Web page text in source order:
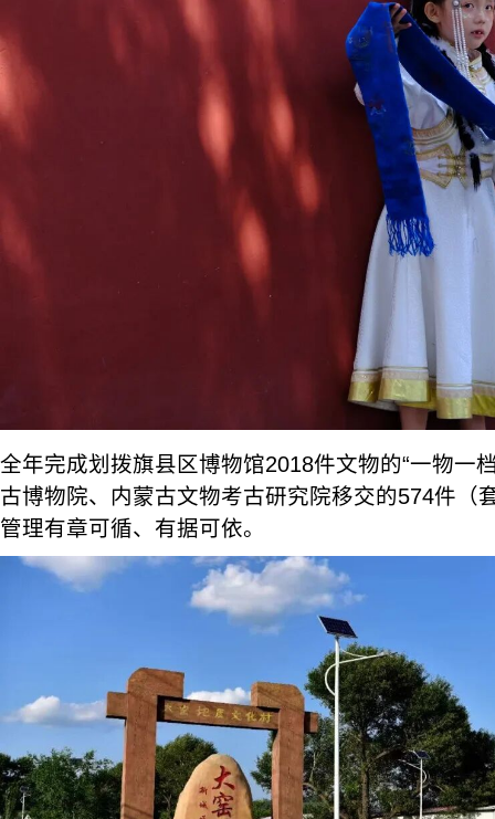
全年完成划拨旗县区博物馆2018件文物的“一物一
古博物院、内蒙古文物考古研究院移交的574件（
管理有章可循、有据可依。